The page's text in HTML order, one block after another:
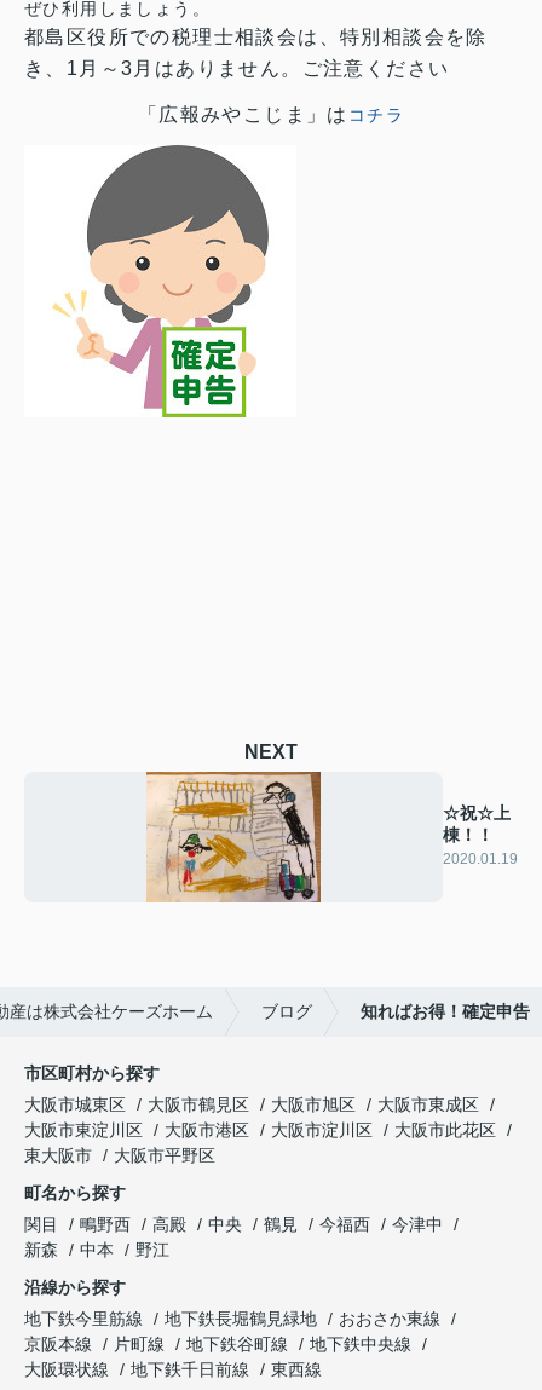
ぜひ利用しましょう。
都島区役所での税理士相談会は、特別相談会を除
き、1月～3月はありません。ご注意ください
「広報みやこじま」は コチラ
NEXT
☆祝☆上
棟！！
2020.01.19
産は株式会社ケーズホーム ブログ 知ればお得！確定申告
市区町村から探す
大阪市城東区
大阪市鶴見区 大阪市旭区
大阪市東成区
大阪市東淀川区
大阪市港区 大阪市淀川区
大阪市此花区
東大阪市
大阪市平野区
町名から探す
関目
鴫野西 高殿 中央 鶴見 今福西
今津中
新森
中本
野江
沿線から探す
地下鉄今里筋線
地下鉄長堀鶴見緑地
おおさか東線
京阪本線
片町線 地下鉄谷町線
地下鉄中央線
大阪環状線
地下鉄千日前線
東西線